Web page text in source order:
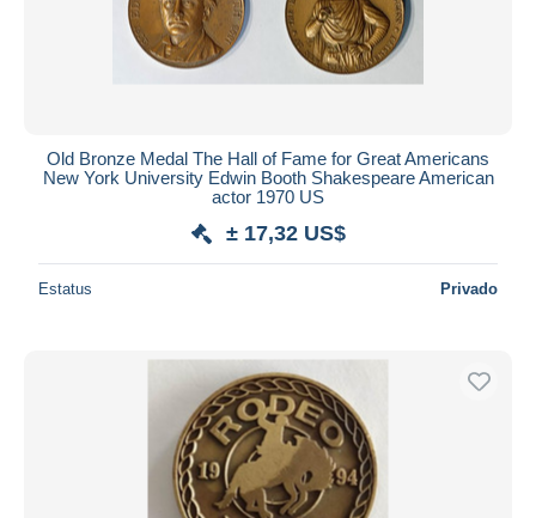
Old Bronze Medal The Hall of Fame for Great Americans
New York University Edwin Booth Shakespeare American
actor 1970 US
± 17,32 US$
Estatus Privado